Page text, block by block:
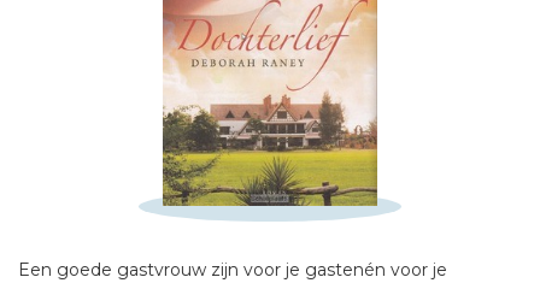
Een goede gastvrouw zijn voor je gastenén voor je